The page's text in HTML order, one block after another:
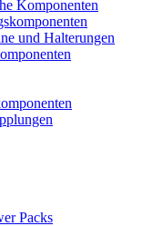
Komponenten
und Halterungen
Packs